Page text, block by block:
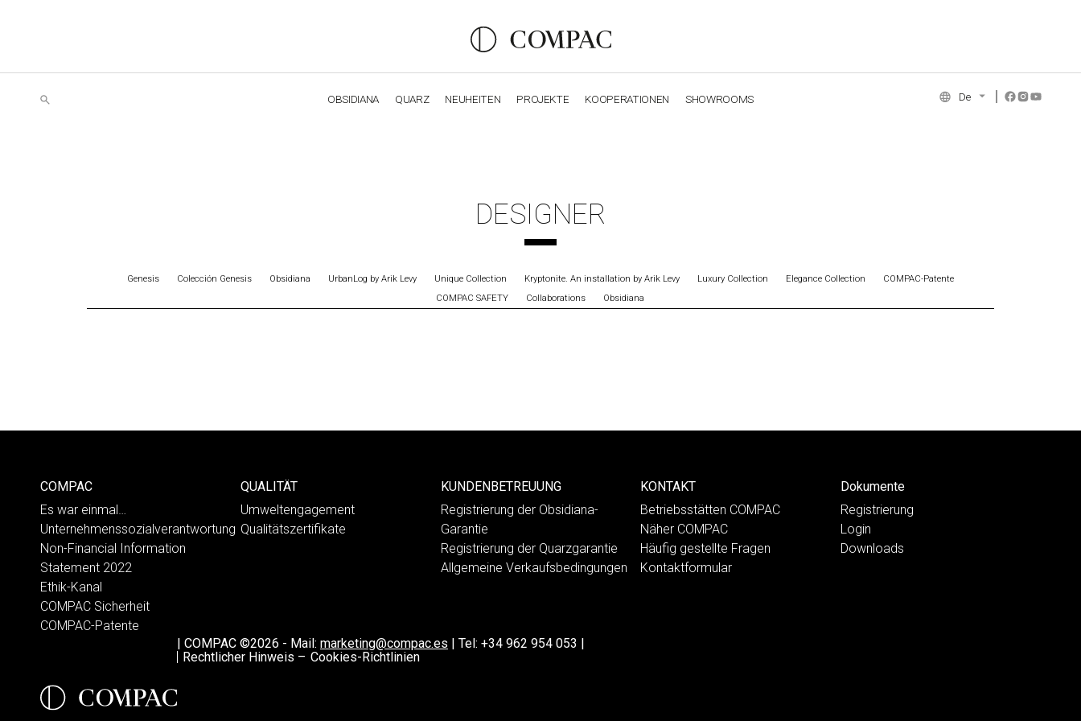
OBSIDIANA QUARZ NEUHEITEN PROJEKTE KOOPERATIONEN SHOWROOMS De
DESIGNER
Genesis Colección Genesis Obsidiana UrbanLog by Arik Levy Unique Collection Kryptonite. An installation by Arik Levy Luxury Collection Elegance Collection
COMPAC-Patente
COMPAC SAFETY
Collaborations Obsidiana
COMPAC
Es war einmal…
Unternehmenssozialverantwortung
Non-Financial Information
Statement 2022
Ethik-Kanal
COMPAC Sicherheit
COMPAC-Patente
QUALITÄT
Umweltengagement
Qualitätszertifikate
KUNDENBETREUUNG
Registrierung der Obsidiana-
Garantie
Registrierung der Quarzgarantie
Allgemeine Verkaufsbedingungen
KONTAKT
Betriebsstätten COMPAC
Näher COMPAC
Häufig gestellte Fragen
Kontaktformular
Dokumente
Registrierung
Login
Downloads
| COMPAC ©2026 - Mail: marketing@compac.es | Tel: +34 962 954 053 |
Rechtlicher Hinweis – Cookies-Richtlinien